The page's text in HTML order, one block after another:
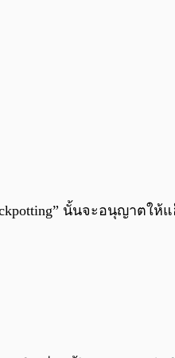
นั้นจะอนุญาตให้แ